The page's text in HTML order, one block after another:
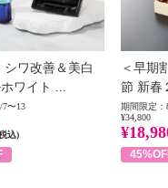
シワ改善＆美白
ワイト ...
7〜13
込)
＜早期
節 新春
期間限定：
¥34,800